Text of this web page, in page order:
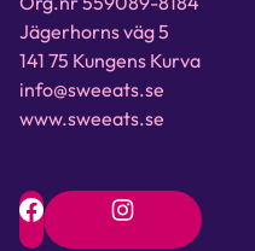
Jägerhorns väg 5
141 75 Kungens Kurva
info@sweeats.se
www.sweeats.se